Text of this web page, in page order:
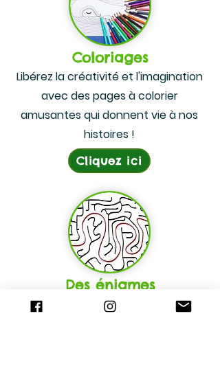
Coloriages
Libérez la créativité et l'imagination
avec des pages à colorier
amusantes qui donnent vie à nos
histoires !
Cliquez ici
Des énigmes
Défiez les jeunes esprits avec des